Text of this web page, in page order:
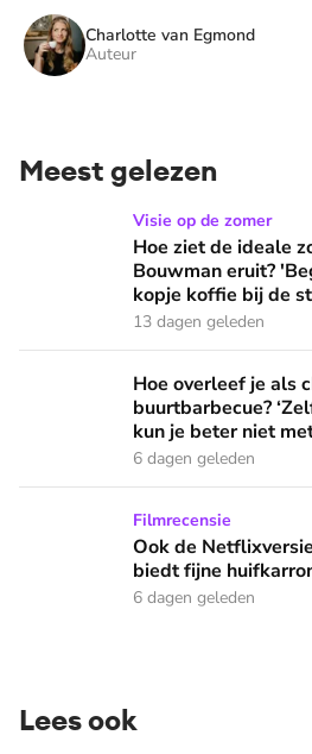
Charlotte van Egmond
Auteur
Meest gelezen
Hoe ziet de ideale zomerdag
Visie op de zomer
Hoe ziet de ideale
Bouwman eruit?
kopje koffie bij de
13 dagen geleden
Hoe overleef je als christen de
Hoe overleef je als
buurtbarbecue?
kun je beter niet
6 dagen geleden
Ook de Netflixversie van ‘Het
Filmrecensie
Ook de
biedt fijne
6 dagen geleden
Lees ook